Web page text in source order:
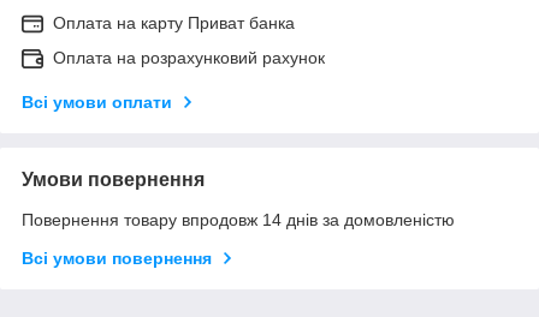
Оплата на карту Приват банка
Оплата на розрахунковий рахунок
Всі умови оплати
Умови повернення
Повернення товару впродовж 14 днів за домовленістю
Всі умови повернення